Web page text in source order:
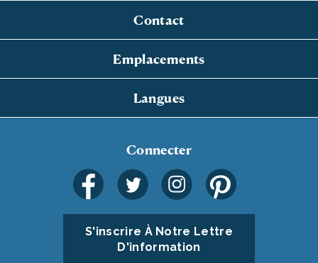
Contact
Emplacements
Langues
Connecter
S'inscrire À Notre Lettre
D'information